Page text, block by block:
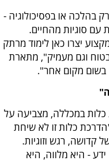
בהלכה או בפסיכולוגיה -
סוגיות מהחיים.
יצרו כאן לימוד מרתק
וגם מעמיק", מתארת
בשום מקום אחר".
כלות במכללה, מצביעה על
כלות זו לא שיחת
קדושה, רגש וזוגיות.
- היא מלווה, היא